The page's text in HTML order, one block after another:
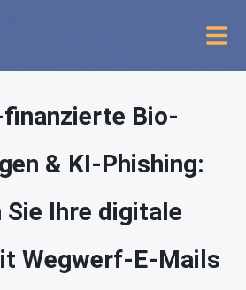
Bio-
& KI-Phishing:
Sie Ihre digitale
Wegwerf-E-Mails